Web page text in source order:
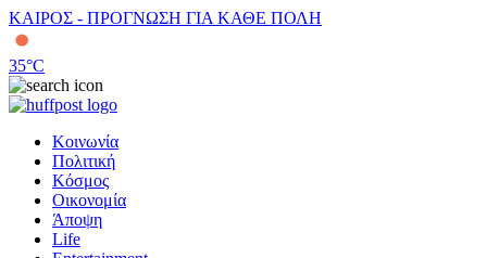
ΚΑΙΡΟΣ - ΠΡΟΓΝΩΣΗ ΓΙΑ ΚΑΘΕ ΠΟΛΗ
35°C
Κοινωνία
Πολιτική
Κόσμος
Οικονομία
Άποψη
Life